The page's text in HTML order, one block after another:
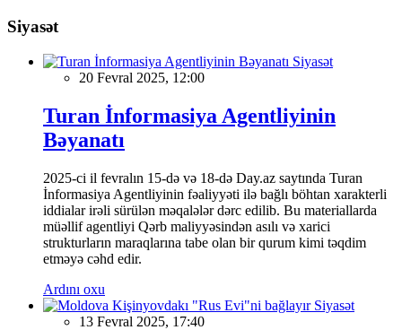
Siyasət
Siyasət
20 Fevral 2025, 12:00
Turan İnformasiya Agentliyinin
Bəyanatı
2025-ci il fevralın 15-də və 18-də Day.az saytında Turan
İnformasiya Agentliyinin fəaliyyəti ilə bağlı böhtan xarakterli
iddialar irəli sürülən məqalələr dərc edilib. Bu materiallarda
müəllif agentliyi Qərb maliyyəsindən asılı və xarici
strukturların maraqlarına tabe olan bir qurum kimi təqdim
etməyə cəhd edir.
Ardını oxu
Siyasət
13 Fevral 2025, 17:40